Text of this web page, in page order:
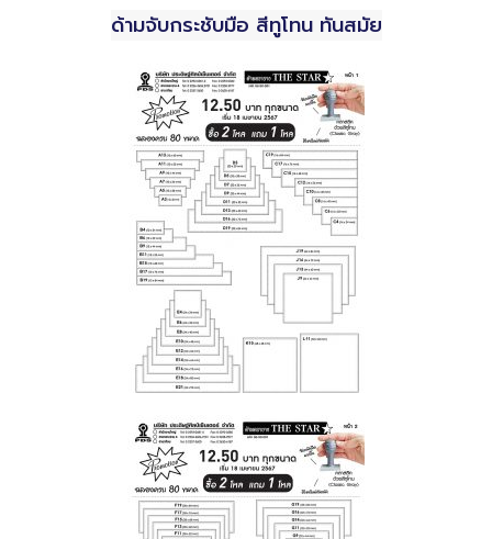
ด้ามจับกระชับมือ สีทูโทน ทันสมัย